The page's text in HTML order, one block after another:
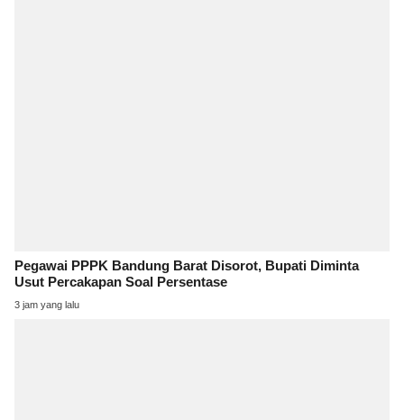
Pegawai PPPK Bandung Barat Disorot, Bupati Diminta
Usut Percakapan Soal Persentase
3 jam yang lalu